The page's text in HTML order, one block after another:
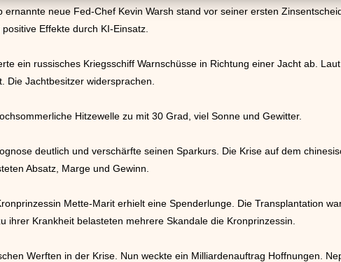
ernannte neue Fed-Chef Kevin Warsh stand vor seiner ersten
Effekte durch KI-Einsatz.
ein russisches Kriegsschiff Warnschüsse in Richtung einer Jacht ab.
Die Jachtbesitzer widersprachen.
Hitzewelle zu mit 30 Grad, viel Sonne und Gewitter.
deutlich und verschärfte seinen Sparkurs. Die Krise auf dem
Absatz, Marge und Gewinn.
Mette-Marit erhielt eine Spenderlunge. Die Transplantation
ihrer Krankheit belasteten mehrere Skandale die Kronprinzessin.
Werften in der Krise. Nun weckte ein Milliardenauftrag Hoffnungen.